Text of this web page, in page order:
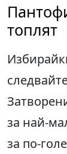
топлят
за най-
за по-